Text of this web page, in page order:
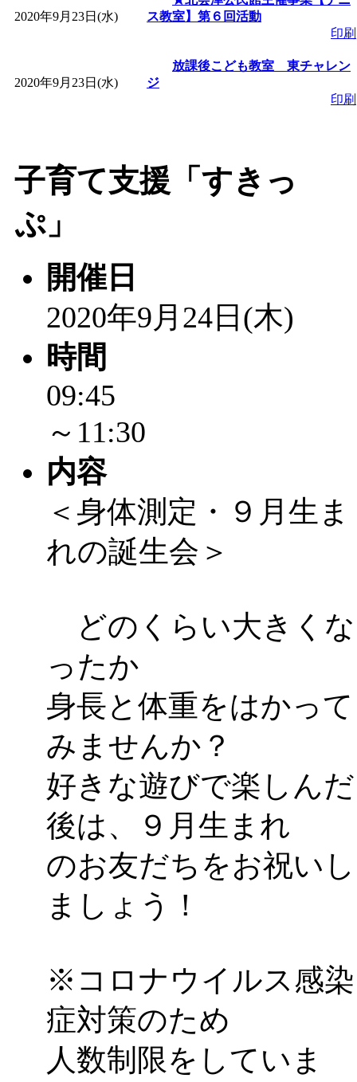
2020年9月23日(水)
ス教室】第６回活動
印刷
2020年9月23日(水)
放課後こども教室 東チャレン
ジ
印刷
子育て支援「すきっ
ぷ」
開催日
2020年9月24日(木)
時間
09:45
～11:30
内容
＜身体測定・９月生ま
れの誕生会＞
どのくらい大きくな
ったか
身長と体重をはかって
みませんか？
好きな遊びで楽しんだ
後は、９月生まれ
のお友だちをお祝いし
ましょう！
※コロナウイルス感染
症対策のため
人数制限をしていま